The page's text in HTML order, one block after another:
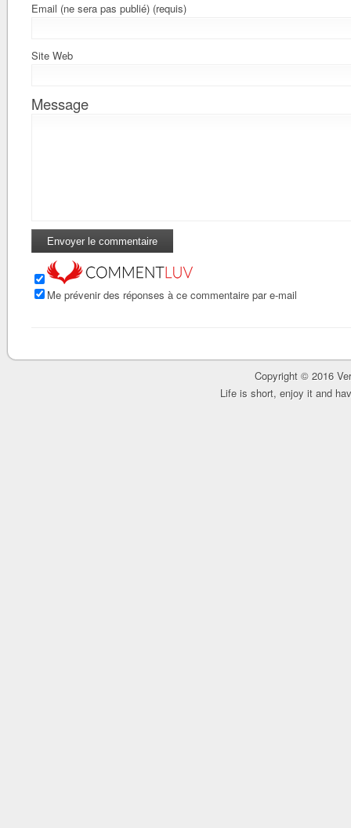
Email (ne sera pas publié) (requis)
Site Web
Message
Me prévenir des réponses à ce commentaire par e-mail
Copyright © 2016
Life is short, enjoy it and